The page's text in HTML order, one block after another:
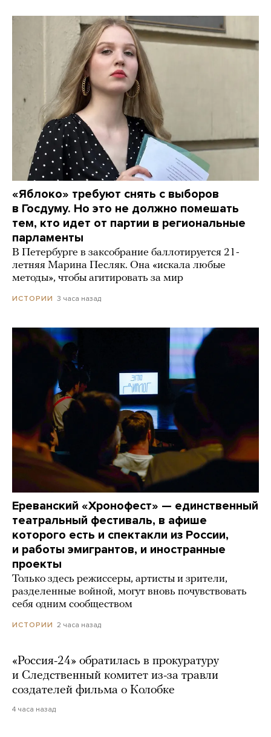
«Яблоко» требуют снять с выборов
в Госдуму. Но это не должно помешать
тем, кто идет от партии в региональные
парламенты
В Петербурге в заксобрание баллотируется 21-
летняя Марина Песляк. Она «искала любые
методы», чтобы агитировать за мир
ИСТОРИИ 3 часа назад
Ереванский «Хронофест» — единственный
театральный фестиваль, в афише
которого есть и спектакли из России,
и работы эмигрантов, и иностранные
проекты
Только здесь режиссеры, артисты и зрители,
разделенные войной, могут вновь почувствовать
себя одним сообществом
ИСТОРИИ 2 часа назад
«Россия-24» обратилась в прокуратуру
и Следственный комитет из-за травли
создателей фильма о Колобке
4 часа назад